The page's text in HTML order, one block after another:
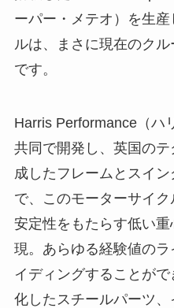
ーパー・メテオ）を生
ルは、まさに現在のク
です。
Harris Performance（ハ
共同で開発し、英国の
成したフレームとスイ
で、このモーターサイ
安定性をもたらす低い
現。あらゆる経験値の
イディングすることが
化したスチールパーツ